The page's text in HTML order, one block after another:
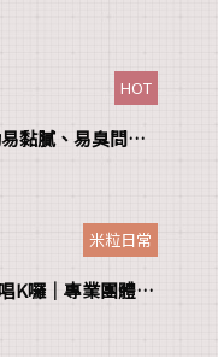
HOT
解決排汗團體服 運動易黏膩、易臭問題！
米粒日常
米粒設計日常｜團建唱K囉｜專業團體服製作